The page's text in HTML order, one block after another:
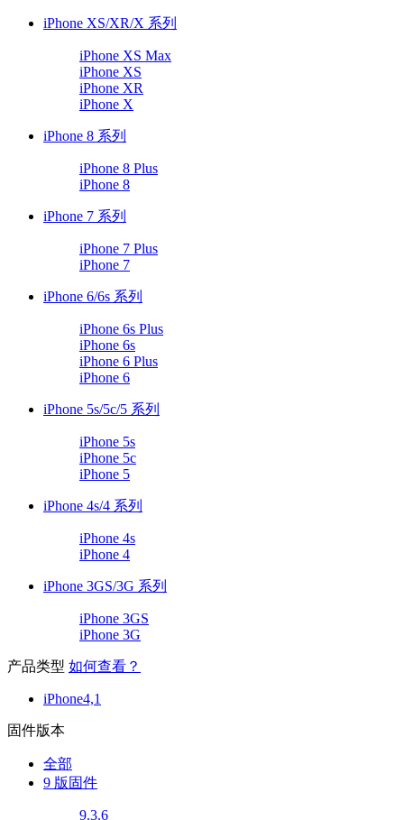
iPhone XS/XR/X 系列
iPhone XS Max
iPhone XS
iPhone XR
iPhone X
iPhone 8 系列
iPhone 8 Plus
iPhone 8
iPhone 7 系列
iPhone 7 Plus
iPhone 7
iPhone 6/6s 系列
iPhone 6s Plus
iPhone 6s
iPhone 6 Plus
iPhone 6
iPhone 5s/5c/5 系列
iPhone 5s
iPhone 5c
iPhone 5
iPhone 4s/4 系列
iPhone 4s
iPhone 4
iPhone 3GS/3G 系列
iPhone 3GS
iPhone 3G
产品类型 如何查看？
iPhone4,1
固件版本
全部
9 版固件
9.3.6